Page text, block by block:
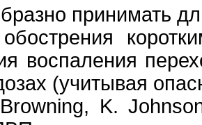
принимать
воспаления
(учитывая
K. Johnson